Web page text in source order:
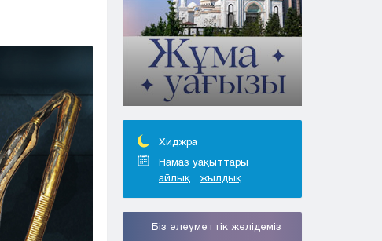
Костанай
Кызылорда
Павлодар
Петропавловск
Семей
Талдыкорган
Тараз
Туркестан
Уральск
Усть-Каменогорск
Шымкент
Хиджра
Намаз уақыттары
айлық
жылдық
Біз әлеуметтік желідеміз